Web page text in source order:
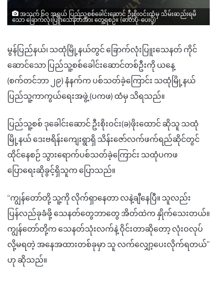
အသက် ၆၀ အရွယ် ပြည်သူ့စစ်ခေါင်းဆောင် ဦးစိုးဝင်းထံမှ သိမ်းဆည်းရမိ
သော ခြောက်လုံးပြူးသေနတ်အား တွေ့ရစဉ်။ (ဓာတ်ပုံ-ပေးပို့)
မွန်ပြည်နယ်၊ သထုံမြို့နယ်တွင် ခြောက်လုံးပြူးသေနတ် ကိုင်
ဆောင်သော ပြည်သူ့စစ်ခေါင်းဆောင်တစ်ဦးကို ယနေ့
(စက်တင်ဘာ ၂၉) နံနက်က ပစ်သတ်ခဲ့ကြောင်း သထုံမြို့နယ်
ပြည်သူ့ကာကွယ်ရေးအဖွဲ့ (ပကဖ) ထံမှ သိရသည်။
ပြည်သူ့စစ် ဒုခေါင်းဆောင် ဦးစိုးဝင်း(ခ)ဖိုးထောင် ဆိုသူ သထုံ
မြို့နယ် ဒေးဗရိန်းကျေးရွာရှိ သိန်းဇော်လက်ဖက်ရည်ဆိုင်တွင်
ထိုင်နေစဉ် သွားရောက်ပစ်သတ်ခဲ့ကြောင်း သထုံပကဖ
ပြောရေးဆိုခွင့်ရှိသူက ပြောသည်။
“ကျွန်တော်တို့ သူ့ကို လိုက်ရှာနေတာ လနဲ့ချီနေပြီ။ သူလည်း
ပြန်လည်ခုခံဖို့ သေနတ်တွေဘာတွေ အိတ်ထဲက နှိုက်သေးတယ်။
ကျွန်တော်တို့က သေနတ်သုံးလက်နဲ့ ဝိုင်းတာဆိုတော့ လုံးဝလုပ်
လို့မရတဲ့ အနေအထားတစ်ခုမှာ သူ လက်လျှော့ပေးလိုက်ရတယ်”
ဟု ဆိုသည်။